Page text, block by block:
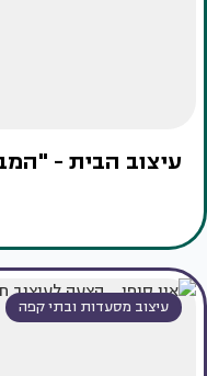
עיצוב הבית -
עיצוב מסעדות ובתי קפה